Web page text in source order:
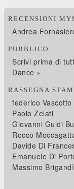
RECENSIONI
Andrea
PUBBLICO
Scrivi prima di
Dance »
RASSEGNA
federico Vascotto
Paolo Zelati
Giovanni Guidi
Rocco
Davide Di
Emanuele Di
Massimo Brigandì